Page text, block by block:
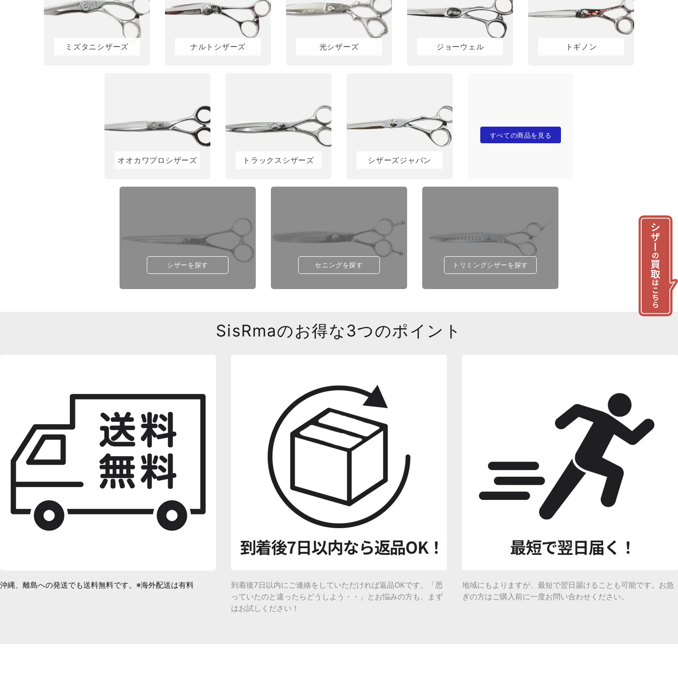
ミズタニシザーズ ナルトシザーズ 光シザーズ ジョーウェル トギノン
オオカワプロシザーズ トラックスシザーズ シザーズジャパン
すべての商品を見る
シザーを探す セニングを探す トリミングシザーを探す
SisRmaのお得な3つのポイント
沖縄、離島への発送でも送料無料です。※海外配送は有料
到着後7日以内にご連絡をしていただければ返品OKです。「思
っていたのと違ったらどうしよう・・」とお悩みの方も、まず
はお試しください！
地域にもよりますが、最短で翌日届けることも可能です。お急
ぎの方はご購入前に一度お問い合わせください。